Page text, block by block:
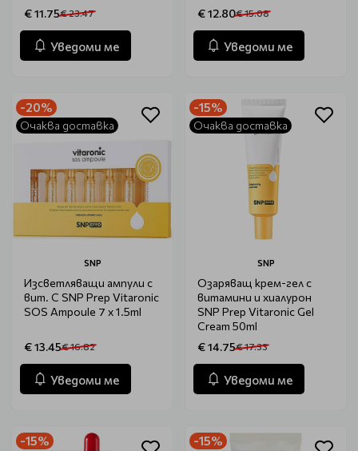
€ 11.75€ 23.47
Уведоми ме
€ 12.80€ 15.08
Уведоми ме
-20%
Очаква доставка
SNP
Изсветляващи ампули с
вит. C SNP Prep Vitaronic
SOS Ampoule 7 x 1.5ml
€ 13.45€ 16.82
Уведоми ме
-15%
Очаква доставка
SNP
Озаряващ крем-гел с
витамини и хиалурон
SNP Prep Vitaronic Gel
Cream 50ml
€ 14.75€ 17.33
Уведоми ме
-15% -15%